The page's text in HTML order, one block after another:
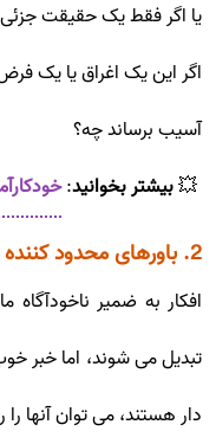
یا اگر فقط یک حقیقت
اگر این یک اغراق یا یک
آسیب برساند چه؟
💥بیشتر بخوانید:
2. باورهای محدود کننده را رها کنید.
افکار به ضمیر
تبدیل می شوند، اما خبر
دار هستند، می توان آنها را